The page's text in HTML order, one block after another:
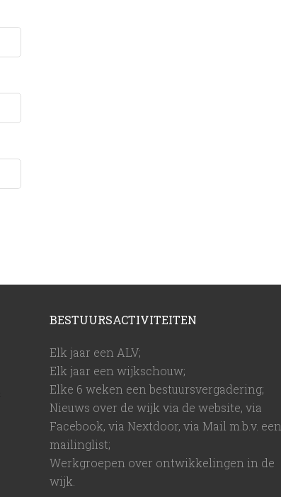
BESTUURSACTIVITEITEN
Elk jaar een ALV;
Elk jaar een wijkschouw;
Elke 6 weken een bestuursvergadering;
Nieuws over de wijk via de website, via
Facebook, via Nextdoor, via Mail m.b.v. een
mailinglist;
Werkgroepen over ontwikkelingen in de
wijk.